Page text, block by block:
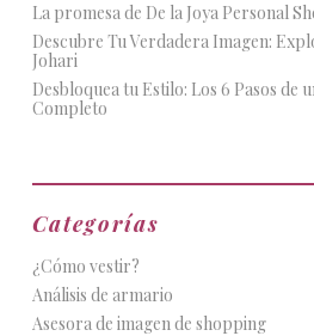
La promesa de De la Joya Personal
Descubre Tu Verdadera Imagen:
Johari
Desbloquea tu Estilo: Los 6 Pasos de
Completo
Categorías
¿Cómo vestir?
Análisis de armario
Asesora de imagen de shopping